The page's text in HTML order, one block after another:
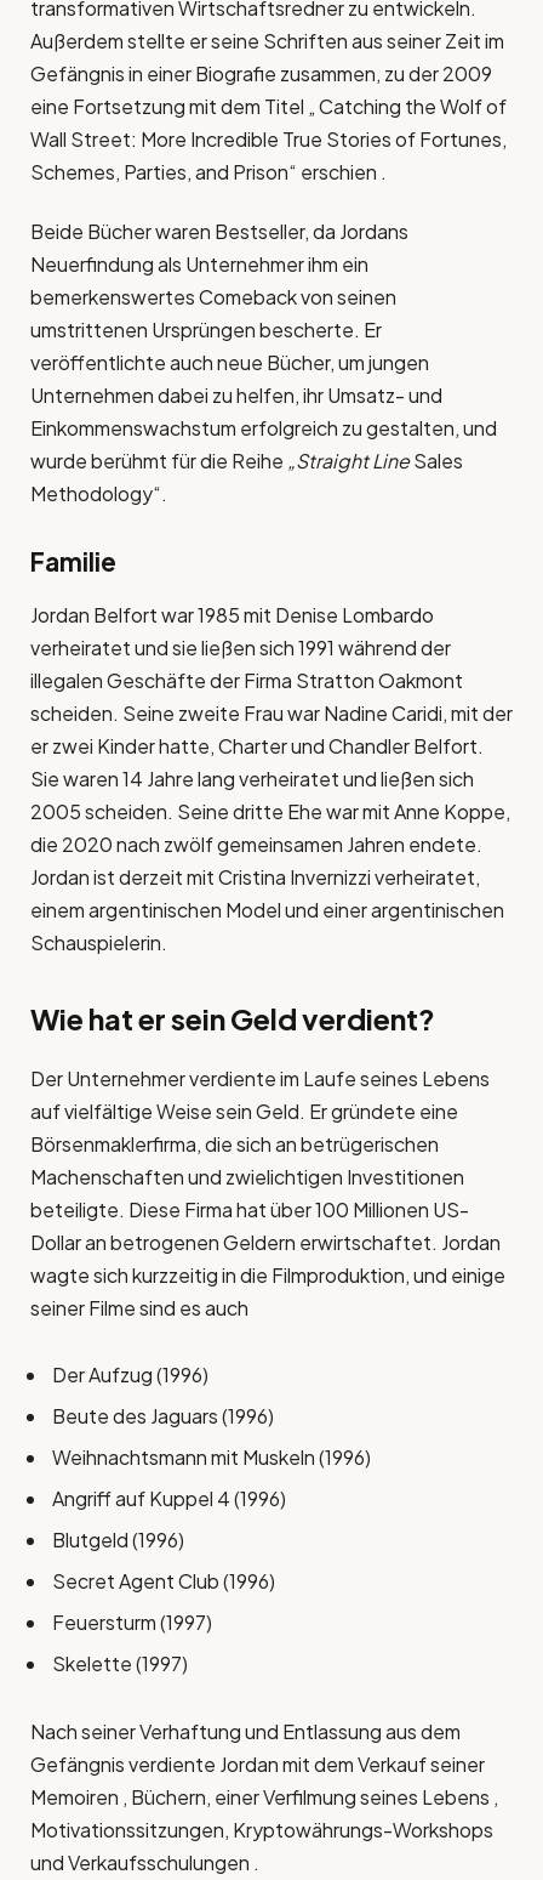
transformativen Wirtschaftsredner zu entwickeln.
Außerdem stellte er seine Schriften aus seiner Zeit im
Gefängnis in einer Biografie zusammen, zu der 2009
eine Fortsetzung mit dem Titel „ Catching the Wolf of
Wall Street: More Incredible True Stories of Fortunes,
Schemes, Parties, and Prison“ erschien .
Beide Bücher waren Bestseller, da Jordans
Neuerfindung als Unternehmer ihm ein
bemerkenswertes Comeback von seinen
umstrittenen Ursprüngen bescherte. Er
veröffentlichte auch neue Bücher, um jungen
Unternehmen dabei zu helfen, ihr Umsatz- und
Einkommenswachstum erfolgreich zu gestalten, und
wurde berühmt für die Reihe „Straight LineSales
Methodology“.
Familie
Jordan Belfort war 1985 mit Denise Lombardo
verheiratet und sie ließen sich 1991 während der
illegalen Geschäfte der Firma Stratton Oakmont
scheiden. Seine zweite Frau war Nadine Caridi, mit der
er zwei Kinder hatte, Charter und Chandler Belfort.
Sie waren 14 Jahre lang verheiratet und ließen sich
2005 scheiden. Seine dritte Ehe war mit Anne Koppe,
die 2020 nach zwölf gemeinsamen Jahren endete.
Jordan ist derzeit mit Cristina Invernizzi verheiratet,
einem argentinischen Model und einer argentinischen
Schauspielerin.
Wie hat er sein Geld verdient?
Der Unternehmer verdiente im Laufe seines Lebens
auf vielfältige Weise sein Geld. Er gründete eine
Börsenmaklerfirma, die sich an betrügerischen
Machenschaften und zwielichtigen Investitionen
beteiligte. Diese Firma hat über 100 Millionen US-
Dollar an betrogenen Geldern erwirtschaftet. Jordan
wagte sich kurzzeitig in die Filmproduktion, und einige
seiner Filme sind es auch
Der Aufzug (1996)
Beute des Jaguars (1996)
Weihnachtsmann mit Muskeln (1996)
Angriff auf Kuppel 4 (1996)
Blutgeld (1996)
Secret Agent Club (1996)
Feuersturm (1997)
Skelette (1997)
Nach seiner Verhaftung und Entlassung aus dem
Gefängnis verdiente Jordan mit dem Verkauf seiner
Memoiren , Büchern, einer Verfilmung seines Lebens ,
Motivationssitzungen, Kryptowährungs-Workshops
und Verkaufsschulungen .